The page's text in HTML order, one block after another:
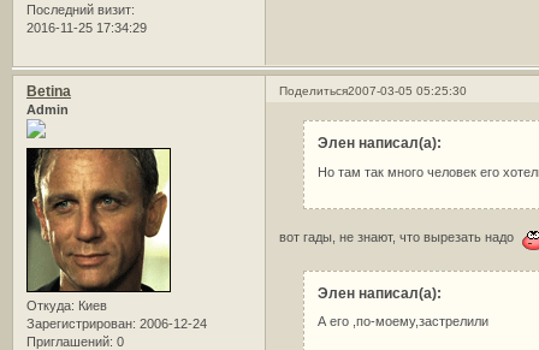
Последний визит:
2016-11-25 17:34:29
Поделиться2007-03-05 05:25:30
Betina
Admin
Откуда: Киев
Зарегистрирован: 2006-12-24
Приглашений: 0
Элен написал(а):
Но там так много человек его
вот гады, не знают, что вырезать надо
Элен написал(а):
А его ,по-моему,застрелили